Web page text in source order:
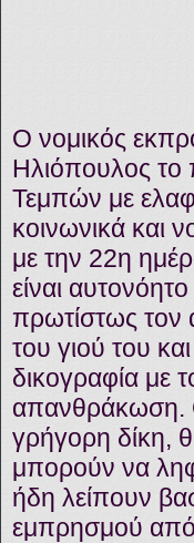
Ο νομικός
Ηλιόπουλος το
Τεμπών με
κοινωνικά και
με την 22η
είναι αυτονόητο
πρωτίστως τον
του γιού του
δικογραφία με
απανθράκωση.
γρήγορη δίκη,
μπορούν να
ήδη λείπουν
εμπρησμού από